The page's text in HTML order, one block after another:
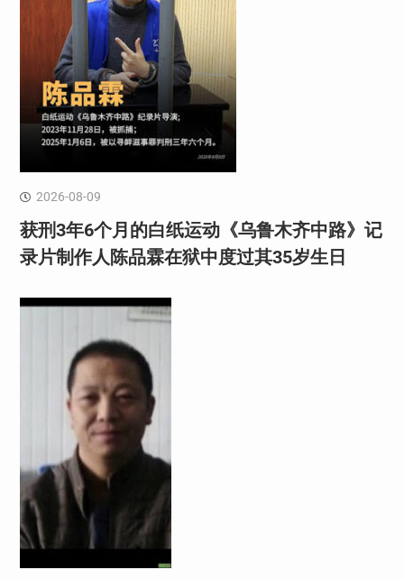
2026-08-09
获刑3年6个月的白纸运动《乌鲁木齐中路》记
录片制作人陈品霖在狱中度过其35岁生日